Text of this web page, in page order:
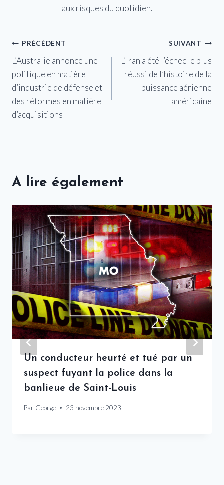
aux risques du quotidien.
Navigation
de
l’article
PRÉCÉDENT
L’Australie annonce une
politique en matière
d’industrie de défense et
des réformes en matière
d’acquisitions
SUIVANT
L’Iran a été l’échec le plus
réussi de l’histoire de la
puissance aérienne
américaine
A lire également
Un conducteur heurté et tué par un
suspect fuyant la police dans la
banlieue de Saint-Louis
Par George 23 novembre 2023